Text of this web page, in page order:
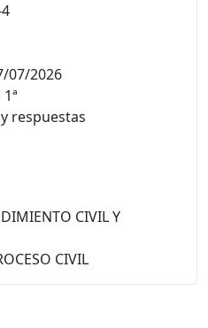
07/2026
1ª
respuestas
CIVIL Y
CIVIL